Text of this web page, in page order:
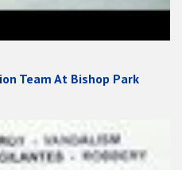
Team At Bishop Park